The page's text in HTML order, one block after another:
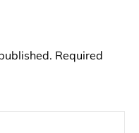
Required